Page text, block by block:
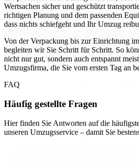
Wertsachen sicher und geschützt
richtigen Planung und dem passenden
dass nichts schiefgeht und Ihr Umzug
Von der Verpackung bis zur Einrichtung
begleiten wir Sie Schritt für Schritt. So
nicht nur gut, sondern auch entspannt
Umzugsfirma, die Sie vom ersten Tag an
FAQ
Häufig gestellte Fragen
Hier finden Sie Antworten auf die
unseren Umzugsservice – damit Sie